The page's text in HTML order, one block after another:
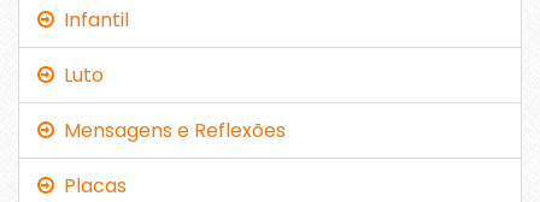
Infantil
Luto
Mensagens e Reflexões
Placas